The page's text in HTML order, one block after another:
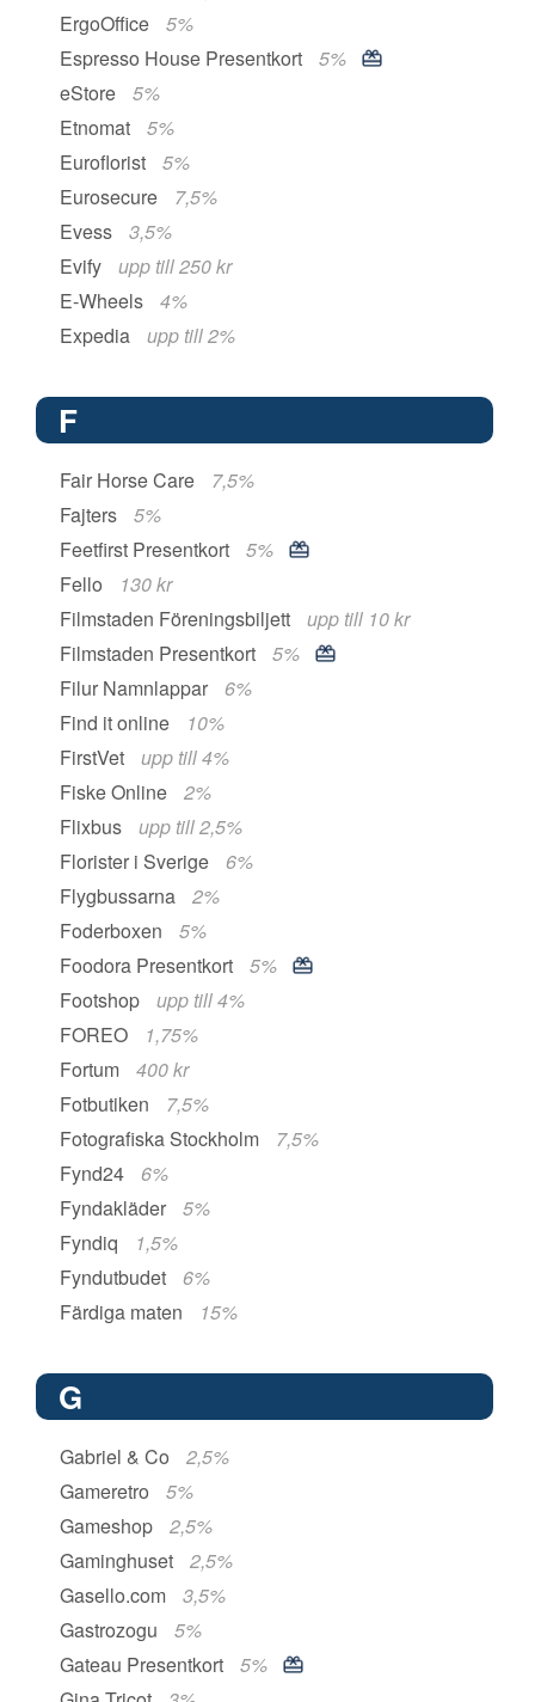
ErgoOffice
5%
Espresso House Presentkort
5%
eStore
5%
Etnomat
5%
Euroflorist
5%
Eurosecure
7,5%
Evess
3,5%
Evify
upp till 250 kr
E-Wheels
4%
Expedia
upp till 2%
F
Fair Horse Care
7,5%
Fajters
5%
Feetfirst Presentkort
5%
Fello
130 kr
Filmstaden Föreningsbiljett
upp till 10 kr
Filmstaden Presentkort
5%
Filur Namnlappar
6%
Find it online
10%
FirstVet
upp till 4%
Fiske Online
2%
Flixbus
upp till 2,5%
Florister i Sverige
6%
Flygbussarna
2%
Foderboxen
5%
Foodora Presentkort
5%
Footshop
upp till 4%
FOREO
1,75%
Fortum
400 kr
Fotbutiken
7,5%
Fotografiska Stockholm
7,5%
Fynd24
6%
Fyndakläder
5%
Fyndiq
1,5%
Fyndutbudet
6%
Färdiga maten
15%
G
Gabriel & Co
2,5%
Gameretro
5%
Gameshop
2,5%
Gaminghuset
2,5%
Gasello.com
3,5%
Gastrozogu
5%
Gateau Presentkort
5%